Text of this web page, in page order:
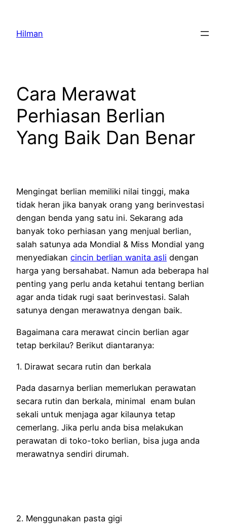
content
Hilman
Cara Merawat
Perhiasan Berlian
Yang Baik Dan Benar
Mengingat berlian memiliki nilai tinggi, maka
tidak heran jika banyak orang yang berinvestasi
dengan benda yang satu ini. Sekarang ada
banyak toko perhiasan yang menjual berlian,
salah satunya ada Mondial & Miss Mondial yang
menyediakan cincin berlian wanita asli dengan
harga yang bersahabat. Namun ada beberapa hal
penting yang perlu anda ketahui tentang berlian
agar anda tidak rugi saat berinvestasi. Salah
satunya dengan merawatnya dengan baik.
Bagaimana cara merawat cincin berlian agar
tetap berkilau? Berikut diantaranya:
1. Dirawat secara rutin dan berkala
Pada dasarnya berlian memerlukan perawatan
secara rutin dan berkala, minimal enam bulan
sekali untuk menjaga agar kilaunya tetap
cemerlang. Jika perlu anda bisa melakukan
perawatan di toko-toko berlian, bisa juga anda
merawatnya sendiri dirumah.
2. Menggunakan pasta gigi